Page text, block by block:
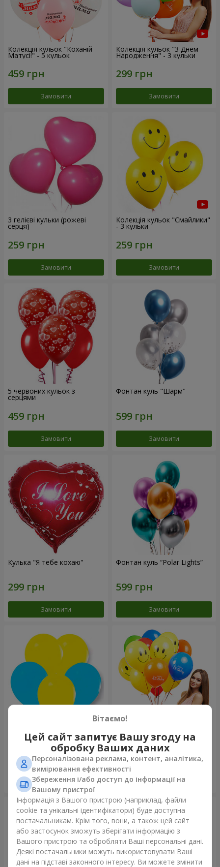
Колекція кульок "Коханій
Матусі!" - 5 кульок
Замовити
Колекція кульок "З Днем
Народження" - 3 кульки
Замовити
3 гелієві кульки (рожеві
серця)
Замовити
Колекція кульок "Смайлики"
- 3 кульки
Замовити
5 червоних кульок з
серцями
Замовити
Фонтан куль "Шарм"
Замовити
Кулька "Я тебе кохаю"
Замовити
Фонтан куль “Polar Lights”
Замовити
Колекція куль "Україна"
Замовити
Колекція кульок "Веселий
День Народження" - 7
кульок
Замовити
Вітаємо!
Цей сайт запитує Вашу згоду на
обробку Ваших даних
Персоналізована реклама, контент, аналітика,
вимірювання ефективності
Збереження і/або доступ до інформації на
Вашому пристрої
Інформація з Вашого пристрою (наприклад, файли
cookie та унікальні ідентифікатори) буде доступна
постачальникам. Крім того, вони, а також цей сайт
або застосунок зможуть зберігати інформацію з
Вашого пристрою та обробляти Ваші персональні дані.
Деякі постачальники можуть використовувати Ваші
дані на підставі законного інтересу. Ви можете змінити